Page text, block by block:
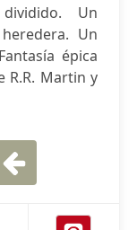
Un
Un
épica
R.R. Martin y